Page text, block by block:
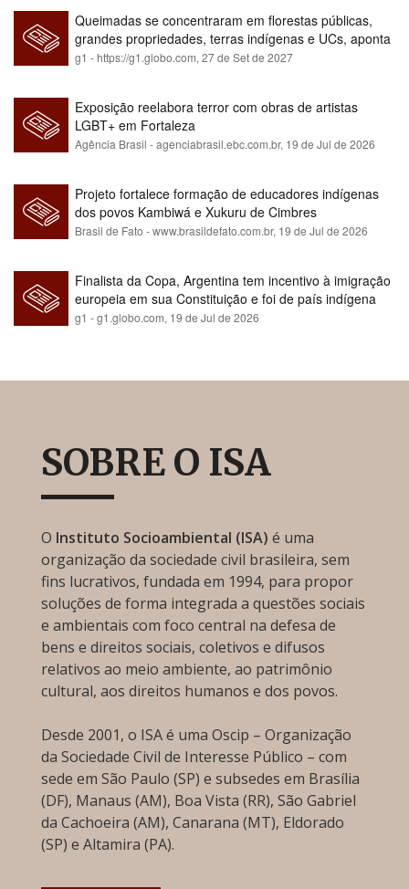
Queimadas se concentraram em florestas públicas,
grandes propriedades, terras indígenas e UCs, aponta
relatório
g1 - https://g1.globo.com,27 de Set de 2027
Exposição reelabora terror com obras de artistas
LGBT+ em Fortaleza
Agência Brasil - agenciabrasil.ebc.com.br, 19 de Jul de 2026
Projeto fortalece formação de educadores indígenas
dos povos Kambiwá e Xukuru de Cimbres
Brasil de Fato - www.brasildefato.com.br, 19 de Jul de 2026
Finalista da Copa, Argentina tem incentivo à imigração
europeia em sua Constituição e foi de país indígena
para maioria branca
g1 - g1.globo.com, 19 de Jul de 2026
SOBRE O ISA
O Instituto Socioambiental (ISA) é uma
organização da sociedade civil brasileira, sem
fins lucrativos, fundada em 1994, para propor
soluções de forma integrada a questões sociais
e ambientais com foco central na defesa de
bens e direitos sociais, coletivos e difusos
relativos ao meio ambiente, ao patrimônio
cultural, aos direitos humanos e dos povos.
Desde 2001, o ISA é uma Oscip – Organização
da Sociedade Civil de Interesse Público – com
sede em São Paulo (SP) e subsedes em Brasília
(DF), Manaus (AM), Boa Vista (RR), São Gabriel
da Cachoeira (AM), Canarana (MT), Eldorado
(SP) e Altamira (PA).